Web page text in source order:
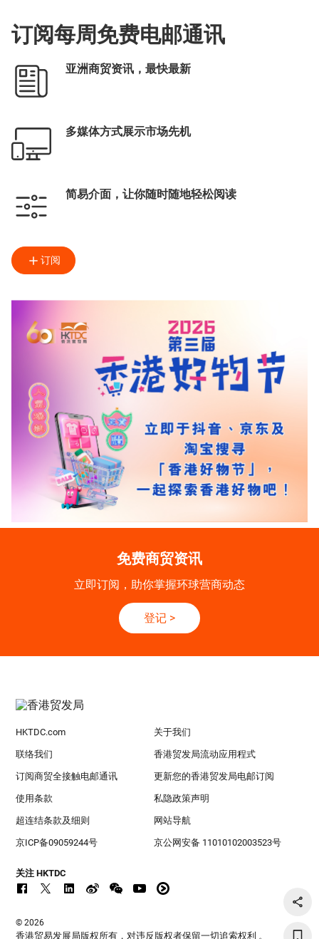
订阅每周免费电邮通讯
亚洲商贸资讯，最快最新
多媒体方式展示市场先机
简易介面，让你随时随地轻松阅读
订阅
免费商贸资讯
立即订阅，助你掌握环球营商动态
登记 >
HKTDC.com 关于我们
联络我们 香港贸发局流动应用程式
订阅商贸全接触电邮通讯 更新您的香港贸发局电邮订阅
使用条款 私隐政策声明
超连结条款及细则 网站导航
京ICP备09059244号 京公网安备 11010102003523号
关注 HKTDC
© 2026
香港贸易发展局版权所有，对违反版权者保留一切追索权利 。